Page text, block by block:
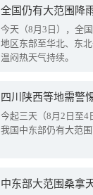
全国仍有大范围降
今天（8月3日），全
地区东部至华北、东
温闷热天气持续。
今起三天（8月2日至4
我国中东部仍有大范
中东部大范围桑拿